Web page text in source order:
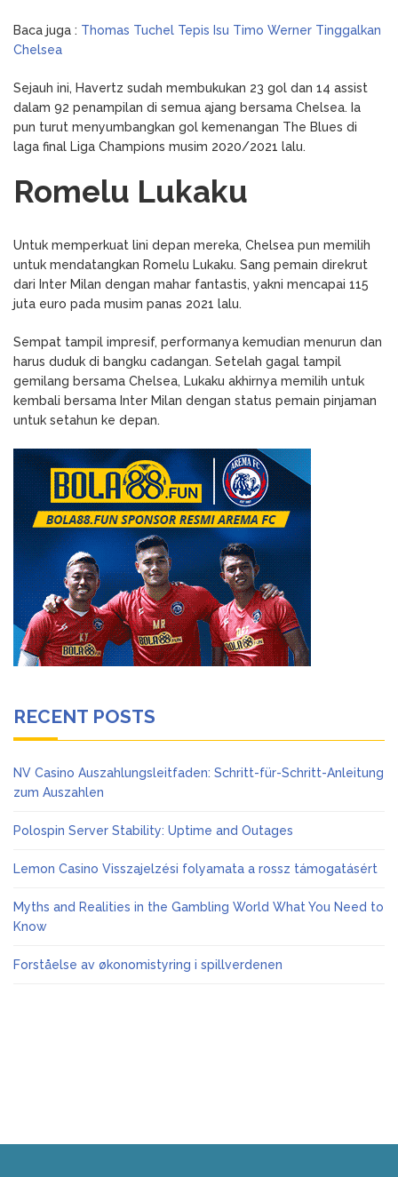
Baca juga : Thomas Tuchel Tepis Isu Timo Werner Tinggalkan
Chelsea
Sejauh ini, Havertz sudah membukukan 23 gol dan 14 assist
dalam 92 penampilan di semua ajang bersama Chelsea. Ia
pun turut menyumbangkan gol kemenangan The Blues di
laga final Liga Champions musim 2020/2021 lalu.
Romelu Lukaku
Untuk memperkuat lini depan mereka, Chelsea pun memilih
untuk mendatangkan Romelu Lukaku. Sang pemain direkrut
dari Inter Milan dengan mahar fantastis, yakni mencapai 115
juta euro pada musim panas 2021 lalu.
Sempat tampil impresif, performanya kemudian menurun dan
harus duduk di bangku cadangan. Setelah gagal tampil
gemilang bersama Chelsea, Lukaku akhirnya memilih untuk
kembali bersama Inter Milan dengan status pemain pinjaman
untuk setahun ke depan.
RECENT POSTS
NV Casino Auszahlungsleitfaden: Schritt-für-Schritt-Anleitung
zum Auszahlen
Polospin Server Stability: Uptime and Outages
Lemon Casino Visszajelzési folyamata a rossz támogatásért
Myths and Realities in the Gambling World What You Need to
Know
Forståelse av økonomistyring i spillverdenen